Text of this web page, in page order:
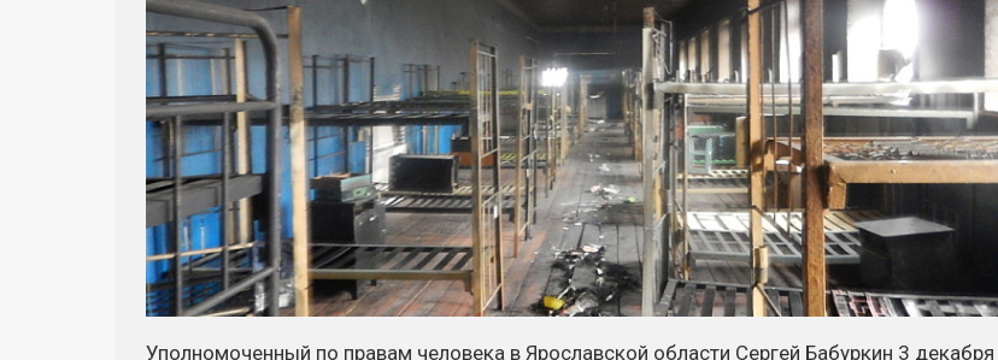
Уполномоченный по правам человека в Ярославской области Сергей Бабуркин 3 декабря